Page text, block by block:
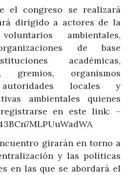
el congreso se realizará
dirigido a actores de la
ambientales,
de base
académicas,
gremios, organismos
autoridades locales y
ambientales quienes
en este link: –
girarán en torno a
y las políticas
en las que se abordará el